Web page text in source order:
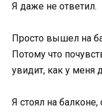
Я даже не ответил.
Просто вышел на
Потому что
увидит, как у меня
Я стоял на